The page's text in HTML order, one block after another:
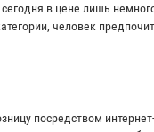
в цене лишь
человек
посредством